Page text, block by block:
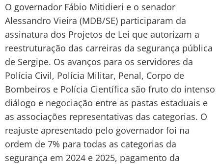
O governador Fábio Mitidieri e o senador
Alessandro Vieira (MDB/SE) participaram da
assinatura dos Projetos de Lei que autorizam a
reestruturação das carreiras da segurança pública
de Sergipe. Os avanços para os servidores da
Polícia Civil, Polícia Militar, Penal, Corpo de
Bombeiros e Polícia Científica são fruto do intenso
diálogo e negociação entre as pastas estaduais e
as associações representativas das categorias. O
reajuste apresentado pelo governador foi na
ordem de 7% para todas as categorias da
segurança em 2024 e 2025, pagamento da